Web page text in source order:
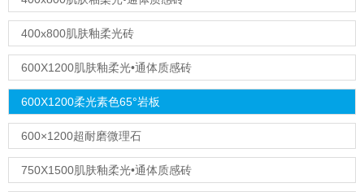
400x800肌肤釉柔光砖
600X1200肌肤釉柔光•通体质感砖
600X1200柔光素色65°岩板
600×1200超耐磨微理石
750X1500肌肤釉柔光•通体质感砖